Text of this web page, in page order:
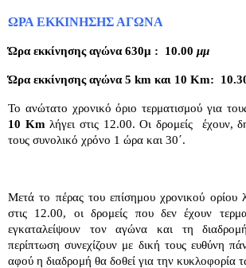
ΩΡΑ ΕΚΚΙΝΗΣΗΣ ΑΓΩΝΑ
Ώρα εκκίνησης αγώνα 630μ : 10.00 μμ
Ώρα εκκίνησης αγώνα 5 km και 10 Km:
Το ανώτατο χρονικό όριο τερματισμού για
10 Km λήγει στις 12.00. Οι δρομείς
έχουν,
τους συνολικό χρόνο 1 ώρα και 30΄.
Μετά το πέρας του επίσημου χρονικού
στις 12.00, οι δρομείς που δεν έχουν
εγκαταλείψουν τον αγώνα και τη
περίπτωση συνεχίζουν με δική τους ευθύνη
αφού η διαδρομή θα δοθεί για την κυκλοφορία